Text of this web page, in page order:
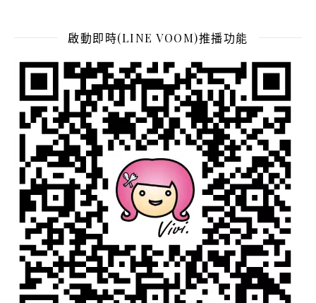
啟動即時(LINE VOOM)推播功能